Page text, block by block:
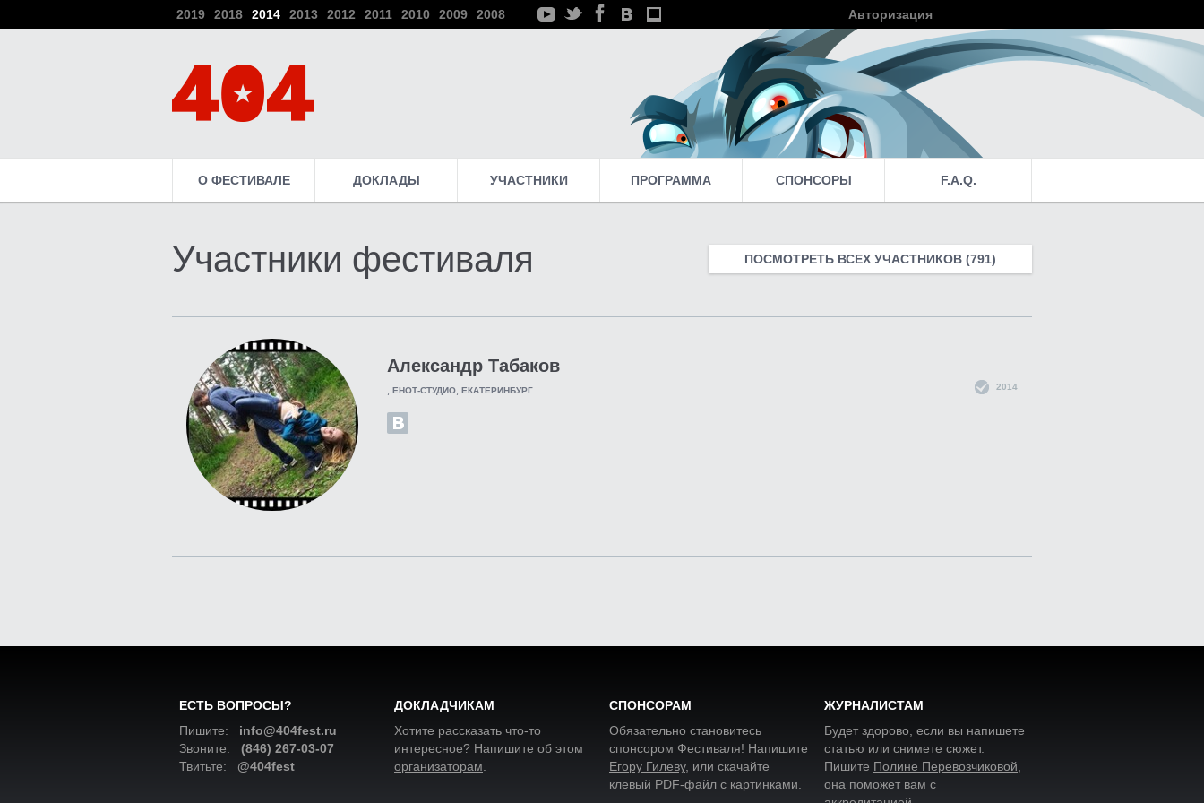
2019 2018 2014 2013 2012 2011 2010 2009 2008
Авторизация
Войти
О ФЕСТИВАЛЕ ДОКЛАДЫ УЧАСТНИКИ ПРОГРАММА СПОНСОРЫ F.A.Q.
Участники фестиваля
Александр Табаков
, ЕНОТ-СТУДИО, ЕКАТЕРИНБУРГ 2014
ПОСМОТРЕТЬ ВСЕХ УЧАСТНИКОВ (791)
ЕСТЬ ВОПРОСЫ?
Пишите: info@404fest.ru
Звоните: (846) 267-03-07
Твитьте: @404fest
ДОКЛАДЧИКАМ
Хотите рассказать что-то
интересное? Напишите об этом
организаторам
СПОНСОРАМ
Обязательно становитесь
спонсором Фестиваля! Напишите
Егору Гилеву, или скачайте
клевый PDF-файл с картинками
ЖУРНАЛИСТАМ
Будет здорово, если вы напишете
статью или снимете сюжет.
Пишите Полине Перевозчиковой
она поможет вам с